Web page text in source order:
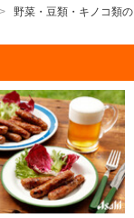
野菜・豆類・キノコ類